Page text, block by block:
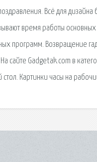
Всё для
время работы
программ. Возвращение
сайте Gadgetak.com в
Картинки часы на